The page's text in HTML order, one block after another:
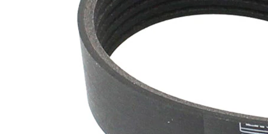
SVHC
substance
Materiál
řemene
EPDM
(Ethylen-
Dien-
Kautschuk)